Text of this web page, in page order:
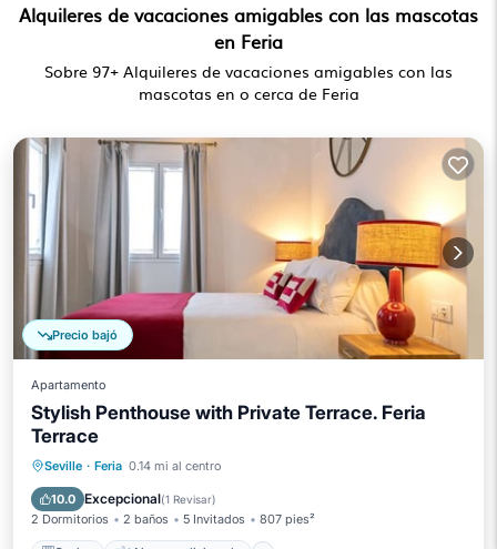
Alquileres de vacaciones amigables con las mascotas
en Feria
Sobre 97+ Alquileres de vacaciones amigables con las
mascotas en o cerca de Feria
Precio bajó
Apartamento
Stylish Penthouse with Private Terrace. Feria
Terrace
Seville · Feria 0.14 mi al centro
10.0 Excepcional(1 Revisar)
2 Dormitorios 2 baños 5 Invitados 807 pies²
Cocina Aire acondicionado
Se admiten mascotas